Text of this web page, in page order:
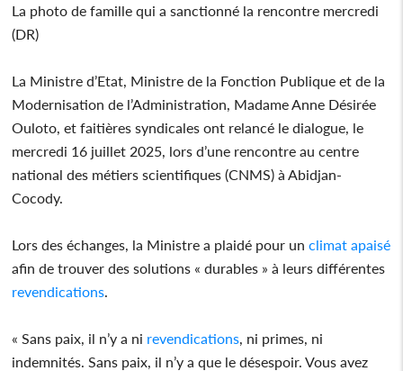
La photo de famille qui a sanctionné la rencontre mercredi
(DR)
La Ministre d’Etat, Ministre de la Fonction Publique et de la
Modernisation de l’Administration, Madame Anne Désirée
Ouloto, et faitières syndicales ont relancé le dialogue, le
mercredi 16 juillet 2025, lors d’une rencontre au centre
national des métiers scientifiques (CNMS) à Abidjan-
Cocody.
Lors des échanges, la Ministre a plaidé pour unclimat apaisé
afin de trouver des solutions « durables » à leurs différentes
revendications.
« Sans paix, il n’y a ni revendications, ni primes, ni
indemnités. Sans paix, il n’y a que le désespoir. Vous avez